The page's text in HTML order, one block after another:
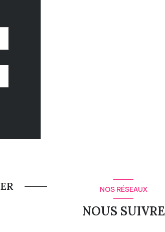
NOS RÉSEAUX
NOUS SUIVRE